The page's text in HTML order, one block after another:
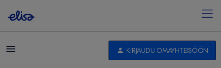
KIRJAUDU OMAYHTEISÖÖN